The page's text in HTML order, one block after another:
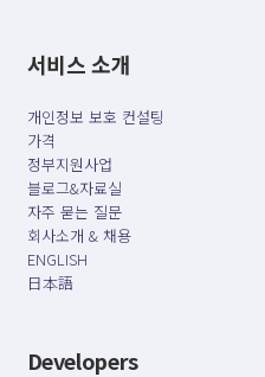
서비스 소개
개인정보 보호 컨설팅
가격
정부지원사업
블로그&자료실
자주 묻는 질문
회사소개 & 채용
ENGLISH
日本語
Developers